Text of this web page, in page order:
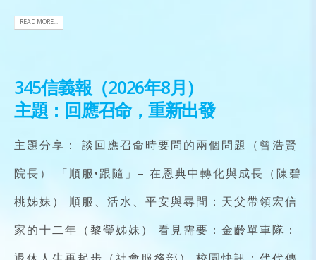
READ MORE...
345信義報（2026年8月）
主題：回應召命，重新出發
主題分享： 談回應召命時要問的兩個問題（曾浩賢
院長） 「順服•跟隨」– 在恩典中轉化與成長（陳碧
桃姊妹） 順服、活水、平安與尋問：天父帶領宏信
家的十二年（黎瑩姊妹） 看見需要：金齡單車隊：